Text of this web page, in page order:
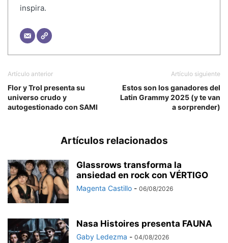
inspira.
Artículo anterior
Flor y Trol presenta su
universo crudo y
autogestionado con SAMI
Artículo siguiente
Estos son los ganadores del
Latin Grammy 2025 (y te van
a sorprender)
Artículos relacionados
Glassrows transforma la
ansiedad en rock con VÉRTIGO
Magenta Castillo - 06/08/2026
Nasa Histoires presenta FAUNA
Gaby Ledezma - 04/08/2026